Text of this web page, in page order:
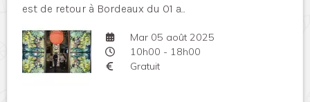
est de retour à Bordeaux du 01 a...
Mar 05 août 2025
10h00 - 18h00
Gratuit